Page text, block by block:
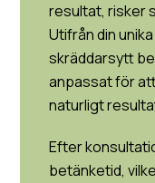
resultat, risker
Utifrån din
skräddarsytt
anpassat för
naturligt
Efter
betänketid,